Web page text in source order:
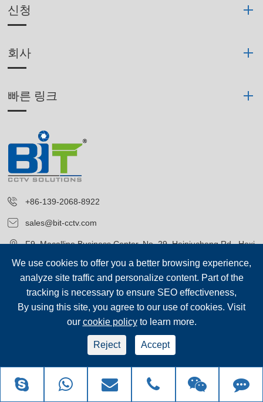
신청
회사
빠른 링크
+86-139-2068-8922
sales@bit-cctv.com
F9, Macalline Business Center, No. 29, Heiniucheng Rd., Hexi
District, Tianjin, China
Blue Icon (Tianjin) Technology Co., Ltd.
시테 맵 | 개인 정보 보호 정책
We use cookies to offer you a better browsing experience,
analyze site traffic and personalize content. Part of the
tracking is necessary to ensure SEO effectiveness,
By using this site, you agree to our use of cookies. Visit
our cookie policyto learn more.
Reject Accept